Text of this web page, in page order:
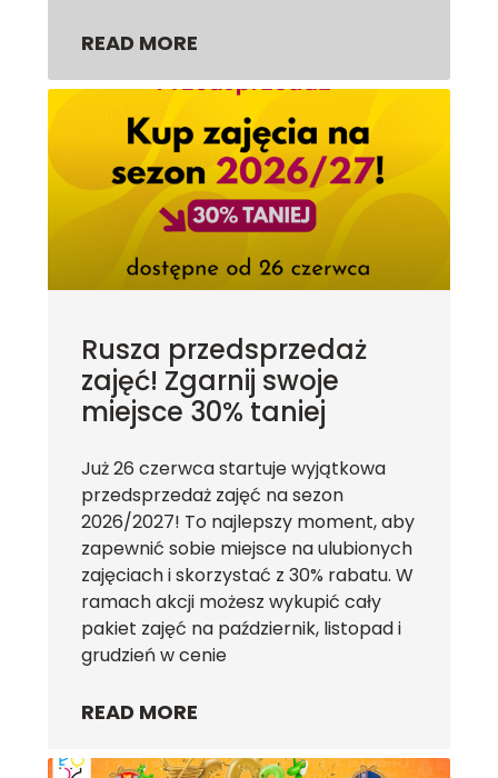
READ MORE
Rusza przedsprzedaż
zajęć! Zgarnij swoje
miejsce 30% taniej
Już 26 czerwca startuje wyjątkowa
przedsprzedaż zajęć na sezon
2026/2027! To najlepszy moment, aby
zapewnić sobie miejsce na ulubionych
zajęciach i skorzystać z 30% rabatu. W
ramach akcji możesz wykupić cały
pakiet zajęć na październik, listopad i
grudzień w cenie
READ MORE